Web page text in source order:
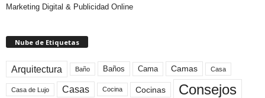
Marketing Digital & Publicidad Online
Nube de Etiquetas
Arquitectura Baño Baños Cama Camas Casa
Casa de Lujo Casas Cocina Cocinas Consejos